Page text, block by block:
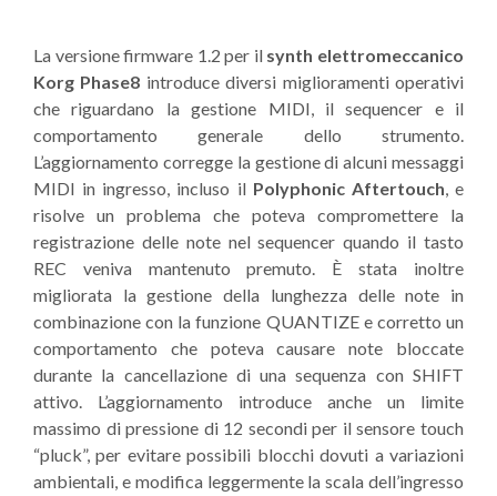
La versione firmware 1.2 per il synth elettromeccanico
Korg Phase8 introduce diversi miglioramenti operativi
che riguardano la gestione MIDI, il sequencer e il
comportamento generale dello strumento.
L’aggiornamento corregge la gestione di alcuni messaggi
MIDI in ingresso, incluso il Polyphonic Aftertouch, e
risolve un problema che poteva compromettere la
registrazione delle note nel sequencer quando il tasto
REC veniva mantenuto premuto. È stata inoltre
migliorata la gestione della lunghezza delle note in
combinazione con la funzione QUANTIZE e corretto un
comportamento che poteva causare note bloccate
durante la cancellazione di una sequenza con SHIFT
attivo. L’aggiornamento introduce anche un limite
massimo di pressione di 12 secondi per il sensore touch
“pluck”, per evitare possibili blocchi dovuti a variazioni
ambientali, e modifica leggermente la scala dell’ingresso